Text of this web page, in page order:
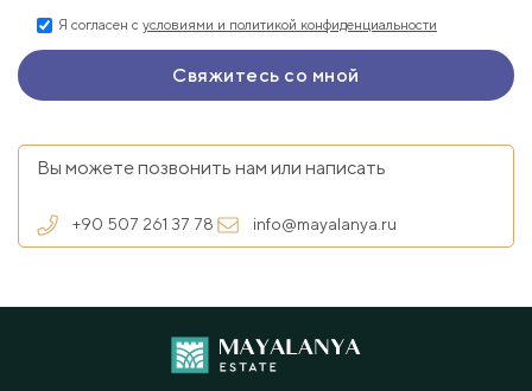
Я согласен с условиями и политикой конфиденциальности
Вы можете позвонить нам или написать
+90 507 261 37 78 info@mayalanya.ru